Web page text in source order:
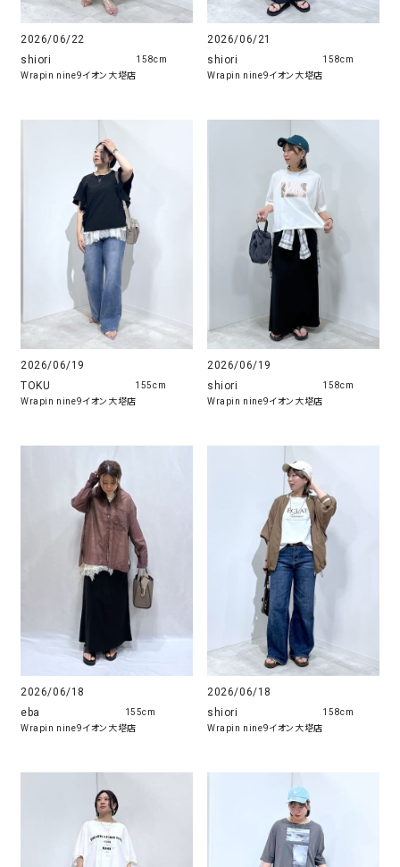
2026/06/22
shiori
Wrapin nine9イオン大塔店
158cm
2026/06/21
shiori
Wrapin nine9イオン大塔店
158cm
2026/06/19
TOKU
Wrapin nine9イオン大塔店
155cm
2026/06/19
shiori
Wrapin nine9イオン大塔店
158cm
2026/06/18
eba
Wrapin nine9イオン大塔店
155cm
2026/06/18
shiori
Wrapin nine9イオン大塔店
158cm